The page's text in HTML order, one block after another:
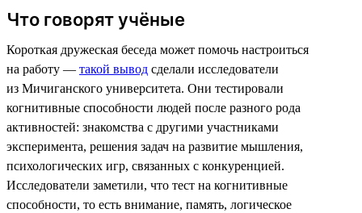
Что говорят учёные
Короткая дружеская беседа может помочь настроиться
на работу — такой вывод сделали исследователи
из Мичиганского университета. Они тестировали
когнитивные способности людей после разного рода
активностей: знакомства с другими участниками
эксперимента, решения задач на развитие мышления,
психологических игр, связанных с конкуренцией.
Исследователи заметили, что тест на когнитивные
способности, то есть внимание, память, логическое